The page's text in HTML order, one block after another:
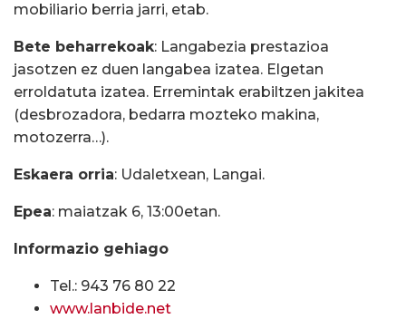
mobiliario berria jarri, etab.
Bete beharrekoak: Langabezia prestazioa
jasotzen ez duen langabea izatea. Elgetan
erroldatuta izatea. Erremintak erabiltzen jakitea
(desbrozadora, bedarra mozteko makina,
motozerra…).
Eskaera orria: Udaletxean, Langai.
Epea: maiatzak 6, 13:00etan.
Informazio gehiago
Tel.: 943 76 80 22
www.lanbide.net